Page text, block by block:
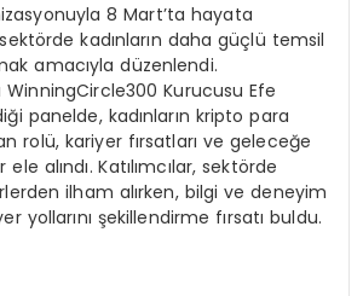
8 Mart’ta hayata
kadınların daha güçlü temsil
amacıyla düzenlendi.
Kurucusu Efe
panelde, kadınların kripto para
rolü, kariyer fırsatları ve geleceğe
alındı. Katılımcılar, sektörde
ilham alırken, bilgi ve deneyim
yollarını şekillendirme fırsatı buldu.